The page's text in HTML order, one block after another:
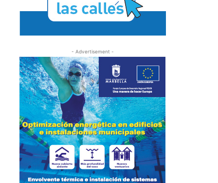
- Advertisement -